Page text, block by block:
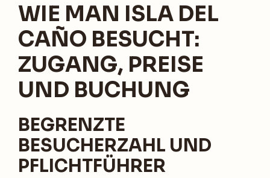
WIE MAN ISLA DEL
CAÑO BESUCHT:
ZUGANG, PREISE
UND BUCHUNG
BEGRENZTE
BESUCHERZAHL UND
PFLICHTFÜHRER